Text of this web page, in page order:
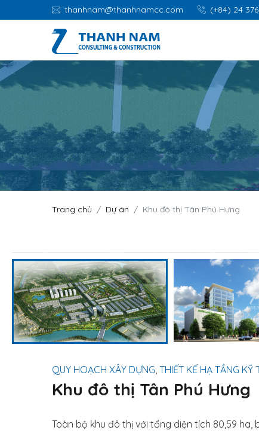
thanhnam@thanhnamcc.com (+84) 24
Trang chủ Dự án Khu đô thị Tân Phú Hưng
QUY HOẠCH XÂY DỰNG THIẾT KẾ HẠ TẦNG KỸ
Khu đô thị Tân Phú Hưng
Toàn bộ khu đô thị với tổng diện tích 80,59